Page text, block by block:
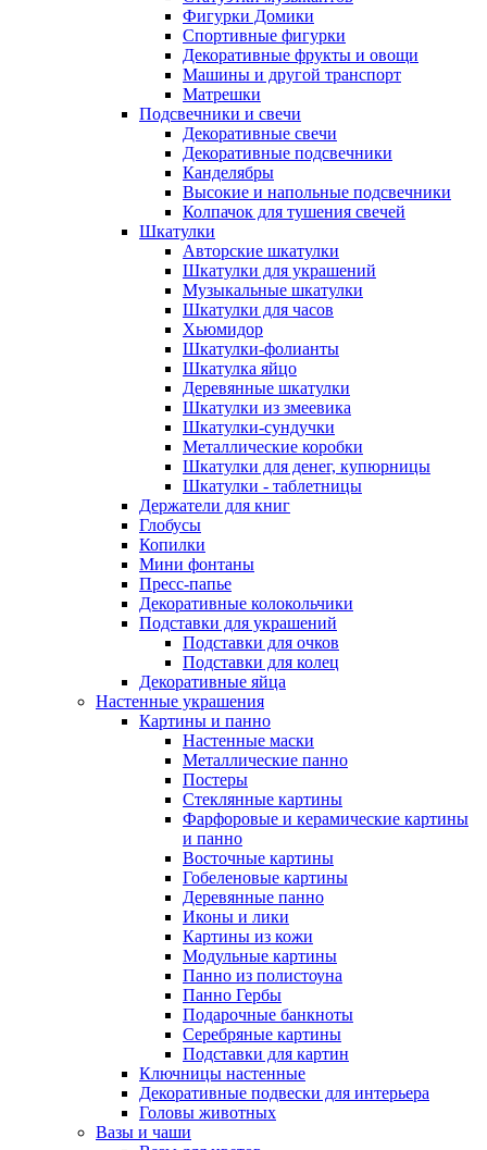
Фигурки Домики
Спортивные фигурки
Декоративные фрукты и овощи
Машины и другой транспорт
Матрешки
Подсвечники и свечи
Декоративные свечи
Декоративные подсвечники
Канделябры
Высокие и напольные подсвечники
Колпачок для тушения свечей
Шкатулки
Авторские шкатулки
Шкатулки для украшений
Музыкальные шкатулки
Шкатулки для часов
Хьюмидор
Шкатулки-фолианты
Шкатулка яйцо
Деревянные шкатулки
Шкатулки из змеевика
Шкатулки-сундучки
Металлические коробки
Шкатулки для денег, купюрницы
Шкатулки - таблетницы
Держатели для книг
Глобусы
Копилки
Мини фонтаны
Пресс-папье
Декоративные колокольчики
Подставки для украшений
Подставки для очков
Подставки для колец
Декоративные яйца
Настенные украшения
Картины и панно
Настенные маски
Металлические панно
Постеры
Стеклянные картины
Фарфоровые и керамические картины
и панно
Восточные картины
Гобеленовые картины
Деревянные панно
Иконы и лики
Картины из кожи
Модульные картины
Панно из полистоуна
Панно Гербы
Подарочные банкноты
Серебряные картины
Подставки для картин
Ключницы настенные
Декоративные подвески для интерьера
Головы животных
Вазы и чаши